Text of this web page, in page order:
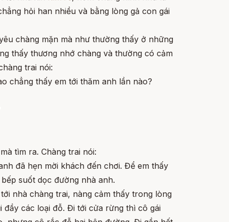
hỏi han nhiều và bằng lòng gả con gái
chàng mặn mà như thường thấy ở những
thấy thương nhớ chàng và thường có cảm
trai nói:
chẳng thấy em tới thăm anh lần nào?
tìm ra. Chàng trai nói:
đã hẹn mời khách đến chơi. Để em thấy
suốt dọc đường nhà anh.
nhà chàng trai, nàng cảm thấy trong lòng
đầy các loại đỗ. Đi tới cửa rừng thì cô gái